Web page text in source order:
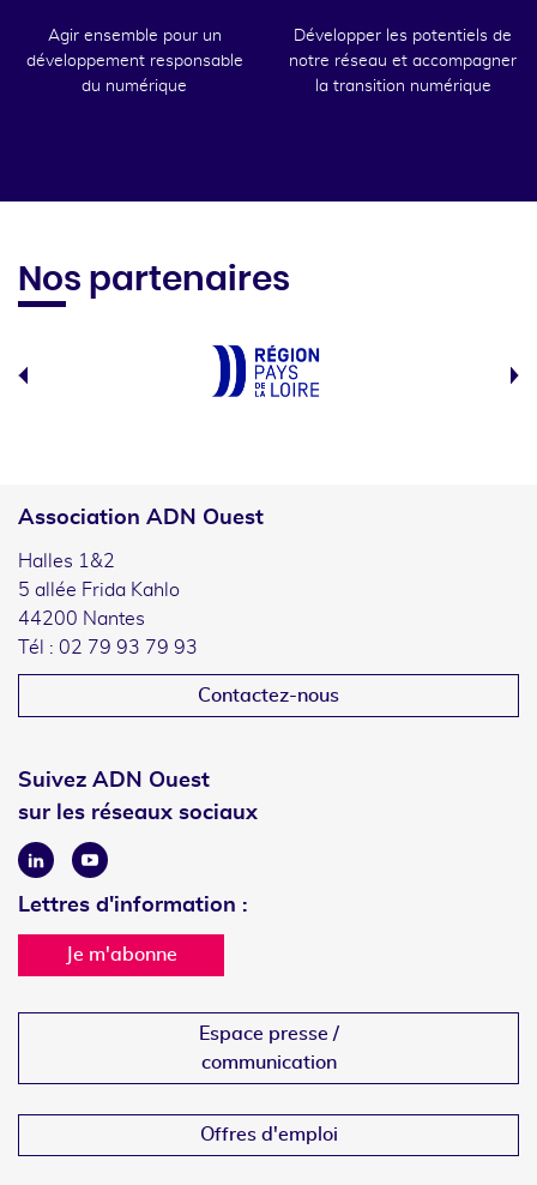
Agir ensemble pour un
développement responsable
du numérique
Développer les potentiels de
notre réseau et accompagner
la transition numérique
Nos partenaires
Association ADN Ouest
Halles 1&2
5 allée Frida Kahlo
44200 Nantes
Tél : 02 79 93 79 93
Contactez-nous
Suivez ADN Ouest
sur les réseaux sociaux
LinkedinYoutube
Lettres d'information :
Je m'abonne
Espace presse /
communication
Offres d'emploi